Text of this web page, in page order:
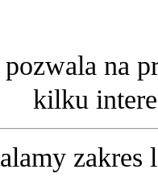
na
kilku